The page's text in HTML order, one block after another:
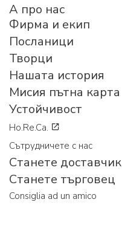
A про нас
Фирма и екип
Посланици
Творци
Нашата история
Мисия пътна карта
Устойчивост
Ho.Re.Ca.
Сътрудничете с нас
Станете доставчик
Станете търговец
Consiglia ad un amico